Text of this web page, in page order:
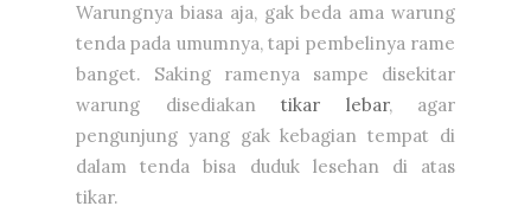
Warungnya biasa aja, gak beda ama warung
tenda pada umumnya, tapi pembelinya rame
banget. Saking ramenya sampe disekitar
warung disediakan tikar lebar, agar
pengunjung yang gak kebagian tempat di
dalam tenda bisa duduk lesehan di atas
tikar.